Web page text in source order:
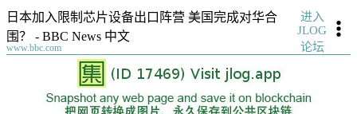
日本加入限制芯片设备出口阵营 美国完成对华合
围？ - BBC News 中文
www.bbc.com
进入
JLOG
论坛